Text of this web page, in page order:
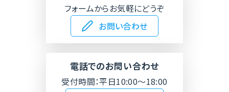
フォームからお気軽にどうぞ
お問い合わせ
電話でのお問い合わせ
受付時間：平日10:00～18:00